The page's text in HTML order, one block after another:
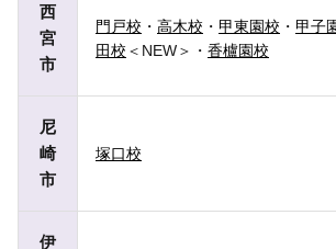
西
宮
市
門戸校 ・ 高木校 ・ 甲東園校 ・ 甲子
田校 ＜NEW＞・ 香櫨園校
尼
崎
市
塚口校
伊